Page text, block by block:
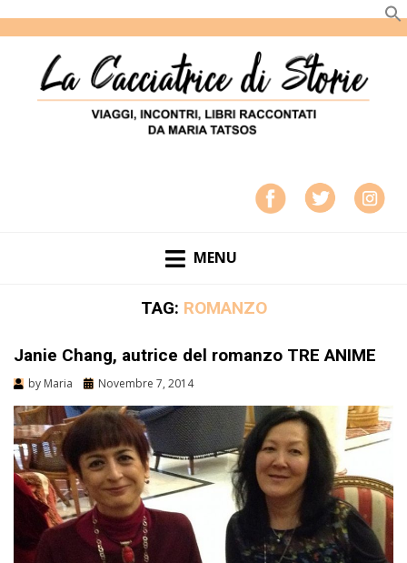
LA CACCIATRICE DI STORIE
VIAGGI, INCONTRI, LIBRI RACCONTATI DA MARIA
TATSOS
MENU
TAG: ROMANZO
Janie Chang, autrice del romanzo TRE ANIME
by Maria Novembre 7, 2014